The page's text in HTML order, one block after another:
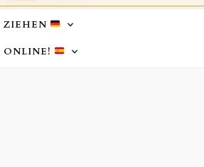
ZIEHEN
ONLINE!